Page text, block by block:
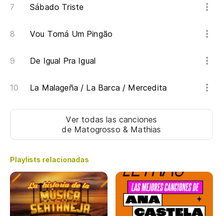
Sábado Triste
Vou Tomá Um Pingão
De Igual Pra Igual
La Malageña / La Barca / Mercedita
Ver todas las canciones
de Matogrosso & Mathias
Playlists relacionadas